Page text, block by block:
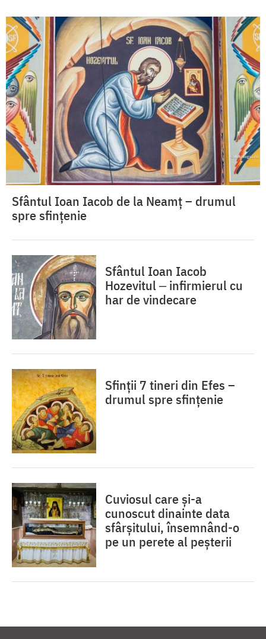
Sfântul Ioan Iacob de la Neamț – drumul
spre sfințenie
Sfântul Ioan Iacob
Hozevitul ‒ infirmierul cu
har de vindecare
Sfinții 7 tineri din Efes –
drumul spre sfințenie
Cuviosul care și-a
cunoscut dinainte data
sfârșitului, însemnând-o
pe un perete al peșterii